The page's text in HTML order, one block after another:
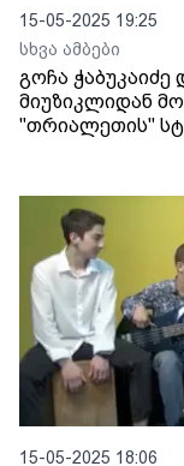
15-05-2025 19:25
სხვა ამბები
გოჩა
მიუზიკლიდან
"თრიალეთის"
15-05-2025 18:06